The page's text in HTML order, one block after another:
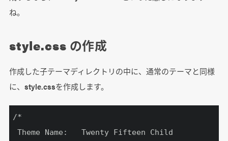
ね。
style.css の作成
作成した子テーマディレクトリの中に、通常のテーマと同様
に、style.cssを作成します。
/*
Theme Name:   Twenty Fifteen Child